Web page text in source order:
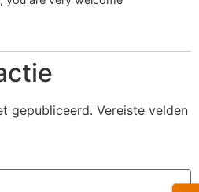
gepubliceerd. Vereiste velden